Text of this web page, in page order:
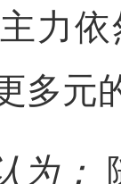
力
多元
为：